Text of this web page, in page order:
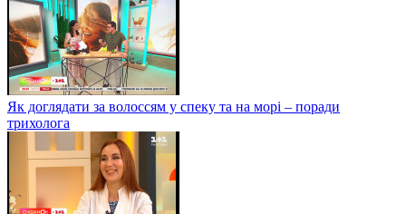
Як доглядати за волоссям у спеку та на морі – поради
трихолога